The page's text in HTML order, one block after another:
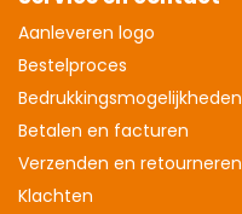
Aanleveren logo
Bestelproces
Bedrukkingsmogelijkheden
Betalen en facturen
Verzenden en retourneren
Klachten